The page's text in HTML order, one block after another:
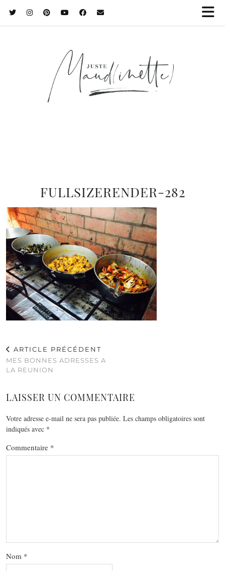
FULLSIZERENDER-282
ARTICLE PRÉCÉDENT
MES BONNES ADRESSES A
LA REUNION
LAISSER UN COMMENTAIRE
Votre adresse e-mail ne sera pas publiée. Les champs obligatoires sont
indiqués avec *
Commentaire *
Nom *